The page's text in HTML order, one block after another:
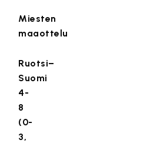
Miesten
maaottelu
Ruotsi–
Suomi
4-
8
(0-
3,